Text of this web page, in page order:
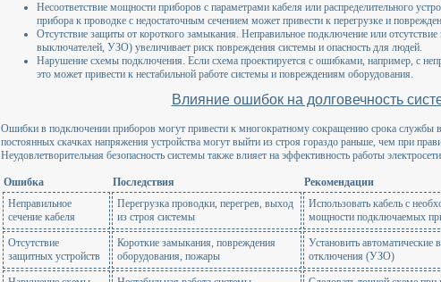
Несоответствие мощности приборов с параметрами кабеля или распределительного
прибора к проводке с недостаточным сечением может привести к перегрузке и
Отсутствие защиты от короткого замыкания. Неправильное подключение или
выключателей, УЗО) увеличивает риск повреждения системы и опасность для людей.
Нарушение схемы подключения. Если схема проектируется с ошибками, например, с
это может привести к нестабильной работе системы и повреждениям оборудования.
Влияние ошибок на долговечность
Ошибки в подключении приборов могут привести к многократному сокращению срока службы
постоянных скачках напряжения устройства могут выйти из строя гораздо раньше, чем при
Неудовлетворительная безопасность системы также влияет на эффективность работы
Ошибка Последствия
Рекомендации
Неправильное
сечение кабеля
Перегрузка проводки, перегрев, выход
из строя системы
Использовать кабель с
мощности подключаемых
Отсутствие
защитных устройств
Короткие замыкания, повреждения
оборудования, пожары
Установить автоматические
отключения (УЗО)